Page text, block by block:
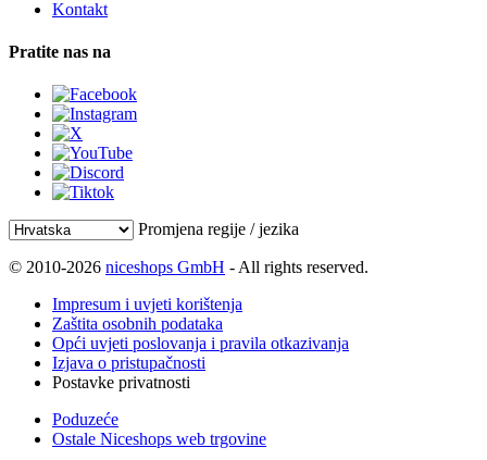
Kontakt
Pratite nas na
Promjena regije / jezika
© 2010-2026 niceshops GmbH - All rights reserved.
Impresum i uvjeti korištenja
Zaštita osobnih podataka
Opći uvjeti poslovanja i pravila otkazivanja
Izjava o pristupačnosti
Postavke privatnosti
Poduzeće
Ostale Niceshops web trgovine